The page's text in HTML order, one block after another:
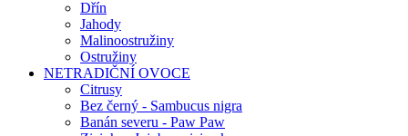
Dřín
Jahody
Malinoostružiny
Ostružiny
NETRADIČNÍ OVOCE
Citrusy
Bez černý - Sambucus nigra
Banán severu - Paw Paw